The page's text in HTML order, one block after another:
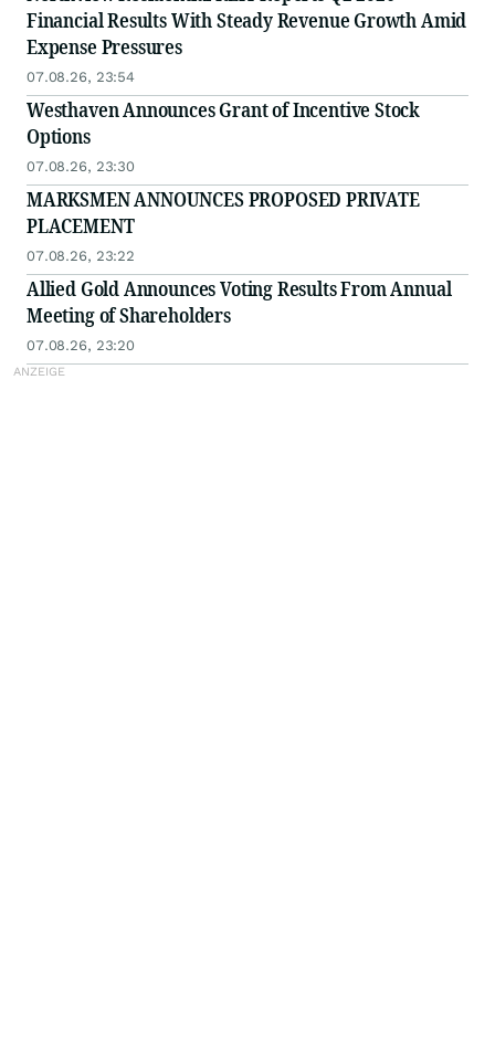
Financial Results With Steady Revenue Growth Amid
Expense Pressures
07.08.26, 23:54
Westhaven Announces Grant of Incentive Stock
Options
07.08.26, 23:30
MARKSMEN ANNOUNCES PROPOSED PRIVATE
PLACEMENT
07.08.26, 23:22
Allied Gold Announces Voting Results From Annual
Meeting of Shareholders
07.08.26, 23:20